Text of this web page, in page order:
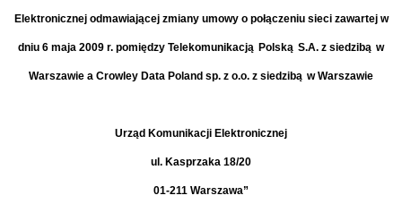
Elektronicznej odmawiającej zmiany umowy o połączeniu sieci zawartej w
dniu 6 maja 2009 r. pomiędzy Telekomunikacją Polską S.A. z siedzibą w
Warszawie a Crowley Data Poland sp. z o.o. z siedzibą w Warszawie
Urząd Komunikacji Elektronicznej
ul. Kasprzaka 18/20
01-211 Warszawa”